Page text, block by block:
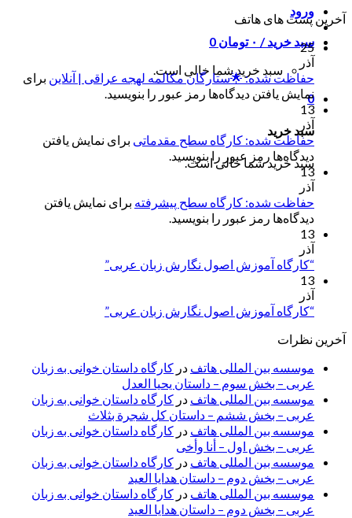
ورود
سبد خرید / ۰ تومان 0
سبد خرید شما خالی است.
0
سبد خرید
سبد خرید شما خالی است.
آخرین پست های هاتف
25
آذر
حفاظت شده: 🌟ستارگان مکالمه لهجه عراقی | آنلاین برای
نمایش یافتن دیدگاه‌ها رمز عبور را بنویسید.
13
آذر
حفاظت شده: کارگاه سطح مقدماتی برای نمایش یافتن
دیدگاه‌ها رمز عبور را بنویسید.
13
آذر
حفاظت شده: کارگاه سطح پیشرفته برای نمایش یافتن
دیدگاه‌ها رمز عبور را بنویسید.
13
آذر
“کارگاه آموزش اصول نگارش زبان عربی”
13
آذر
“کارگاه آموزش اصول نگارش زبان عربی”
آخرین نظرات
موسسه بین المللی هاتف در کارگاه داستان خوانی به زبان
عربی – بخش سوم – داستان یحیا العدل
موسسه بین المللی هاتف در کارگاه داستان خوانی به زبان
عربی – بخش ششم – داستان کل شجرة بثلاث
موسسه بین المللی هاتف در کارگاه داستان خوانی به زبان
عربی – بخش اول – أنا وأخی
موسسه بین المللی هاتف در کارگاه داستان خوانی به زبان
عربی – بخش دوم – داستان هدایا العید
موسسه بین المللی هاتف در کارگاه داستان خوانی به زبان
عربی – بخش دوم – داستان هدایا العید